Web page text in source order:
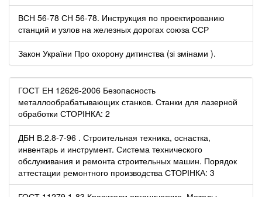
ВСН 56-78 СН 56-78. Инструкция по проектированию
станций и узлов на железных дорогах союза ССР
Закон України Про охорону дитинства (зі змінами ).
ГОСТ ЕН 12626-2006 Безопасность
металлообрабатывающих станков. Станки для лазерной
обработки СТОРІНКА: 2
ДБН В.2.8-7-96 . Строительная техника, оснастка,
инвентарь и инструмент. Система технического
обслуживания и ремонта строительных машин. Порядок
аттестации ремонтного производства СТОРІНКА: 3